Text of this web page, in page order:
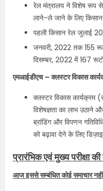
रेल मंत्रालय ने विशेष रूप से
लाने-ले जाने के लिए
पहली किसान रेल जुलाई
जनवरी, 2022 तक 155
दिसम्‍बर, 2022 में 167
एमआईडीएच – क्लस्टर विकास
क्लस्टर विकास कार्यक्रम
विशेषज्ञता का लाभ उठाने
ब्रांडिंग और विपणन
को बढ़ावा देने के लिए
प्रारंभिक एवं मुख्य परीक्षा
आज इससे सम्बंधित कोई समाचार